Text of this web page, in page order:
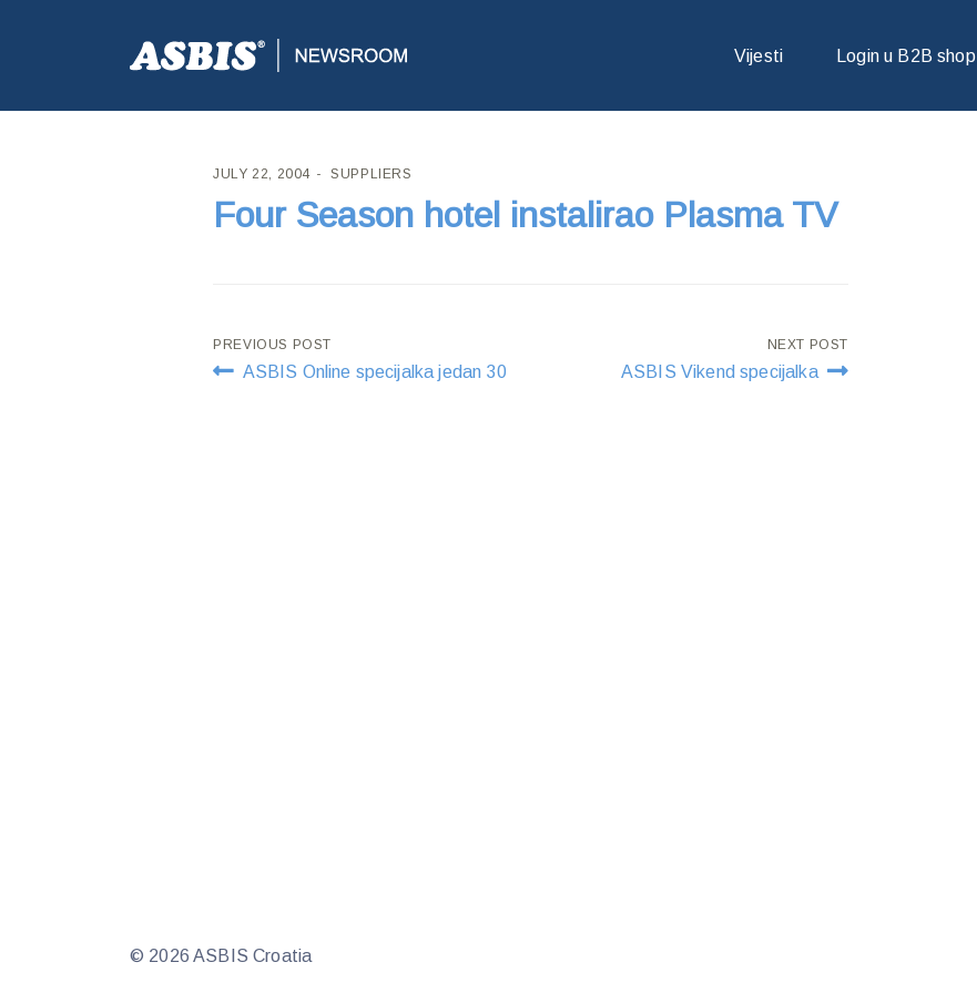
Vijesti Login u B2B shop
ASBIS CROATIA>SUPPLIERS> FOUR SEASON HOTEL INSTALIRAO PLASMA TV
JULY 22, 2004 SUPPLIERS
Four Season hotel instalirao Plasma TV
Post
PREVIOUS POST
ASBIS Online specijalka jedan 30
NEXT POST
ASBIS Vikend specijalka
© 2026 ASBIS Croatia